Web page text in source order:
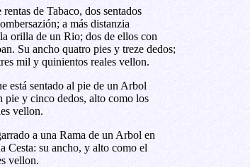
de Tabaco, dos sentados
a más distanzia
orilla de un Rio; dos de ellos con
Su ancho quatro pies y treze dedos;
mil y quinientos reales vellon.
está sentado al pie de un Arbol
pie y cinco dedos, alto como los
vellon.
a una Rama de un Arbol en
Cesta: su ancho, y alto como el
vellon.